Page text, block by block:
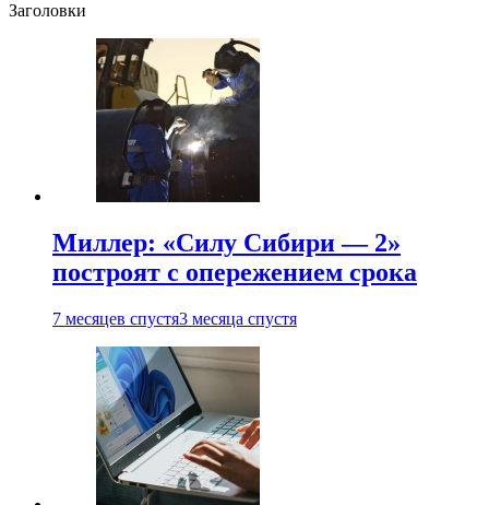
Заголовки
Миллер: «Силу Сибири — 2»
построят с опережением срока
7 месяцев спустя3 месяца спустя